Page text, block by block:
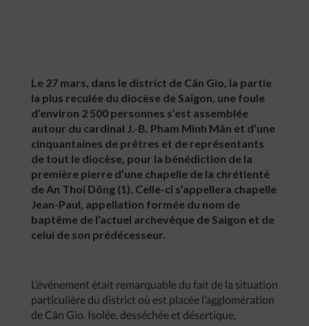
Le 27 mars, dans le district de Cân Gio, la partie
la plus reculée du diocèse de Saigon, une foule
d’environ 2 500 personnes s’est assemblée
autour du cardinal J.-B. Pham Minh Mân et d’une
cinquantaines de prêtres et de représentants
de tout le diocèse, pour la bénédiction de la
première pierre d’une chapelle de la chrétienté
de An Thoi Dông (1). Celle-ci s’appellera chapelle
Jean-Paul, appellation formée du nom de
baptême de l’actuel archevêque de Saigon et de
celui de son prédécesseur.
L’événement était remarquable du fait de la situation
particulière du district où est placée l’agglomération
de Cân Gio. Isolée, desséchée et désertique,